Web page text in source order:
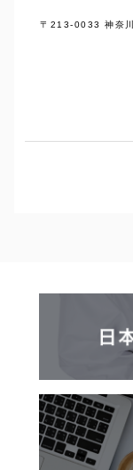
〒213-0033 神奈